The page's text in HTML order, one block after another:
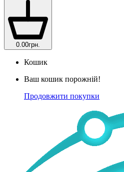
0.00грн.
Кошик
Ваш кошик порожній!
Продовжити покупки